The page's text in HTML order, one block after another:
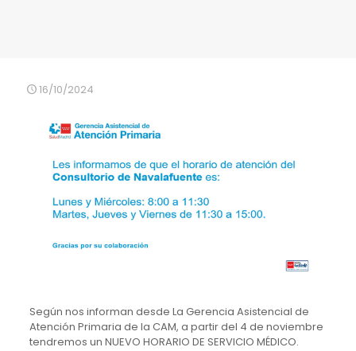
16/10/2024
Según nos informan desde La Gerencia Asistencial de
Atención Primaria de la CAM, a partir del 4 de noviembre
tendremos un NUEVO HORARIO DE SERVICIO MÉDICO.